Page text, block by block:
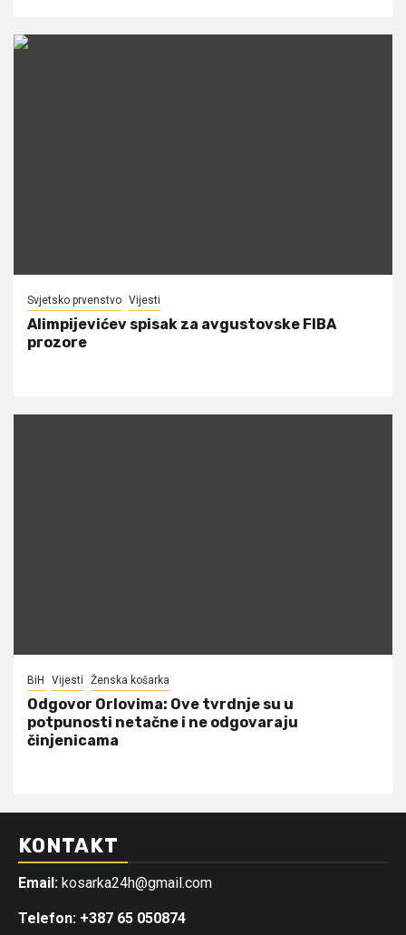
Svjetsko prvenstvo Vijesti
Alimpijevićev spisak za avgustovske FIBA
prozore
BiH Vijesti Ženska košarka
Odgovor Orlovima: ​Ove tvrdnje su u
potpunosti netačne i ne odgovaraju
činjenicama
KONTAKT
Email: kosarka24h@gmail.com
Telefon: +387 65 050874